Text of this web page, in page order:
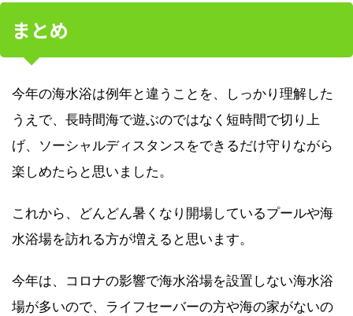
まとめ
今年の海水浴は例年と違うことを、しっかり理解した
うえで、長時間海で遊ぶのではなく短時間で切り上
げ、ソーシャルディスタンスをできるだけ守りながら
楽しめたらと思いました。
これから、どんどん暑くなり開場しているプールや海
水浴場を訪れる方が増えると思います。
今年は、コロナの影響で海水浴場を設置しない海水浴
場が多いので、ライフセーバーの方や海の家がないの